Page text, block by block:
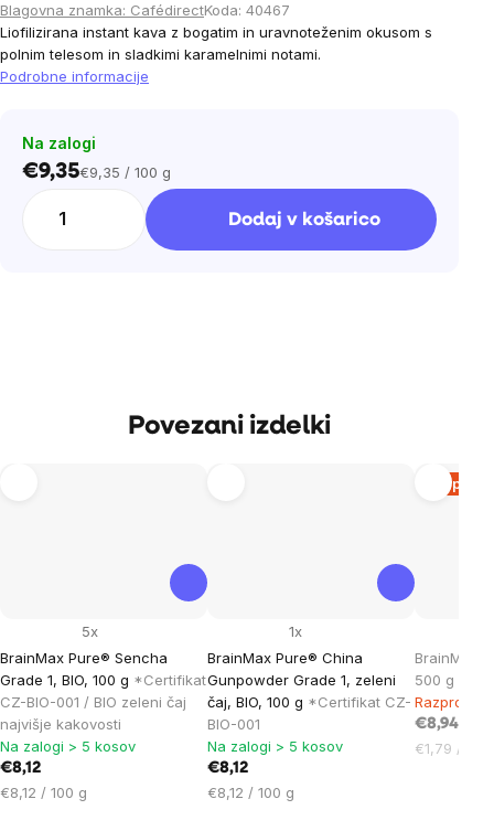
Blagovna znamka: CafédirectKoda: 40467
Liofilizirana instant kava z bogatim in uravnoteženim okusom s
polnim telesom in sladkimi karamelnimi notami.
Podrobne informacije
Na zalogi
€9,35Cena
€9,35 / 100 g
Dodaj v košarico
Povezani izdelki
BrainMax Pure® Sencha
Grade 1, BIO, 100 g *Certifikat
CZ-BIO-001 / BIO zeleni čaj
najvišje kakovosti
5x
Na zalogi > 5 kosov
€8,12
Cena
€8,12 / 100 g
BrainMax Pure® China
Gunpowder Grade 1, zeleni
čaj, BIO, 100 g *Certifikat CZ-
BIO-001
1x
Na zalogi > 5 kosov
€8,12
Cena
€8,12 / 100 g
BrainMax
500 g
€8,94
Cena
€1,79 / 100